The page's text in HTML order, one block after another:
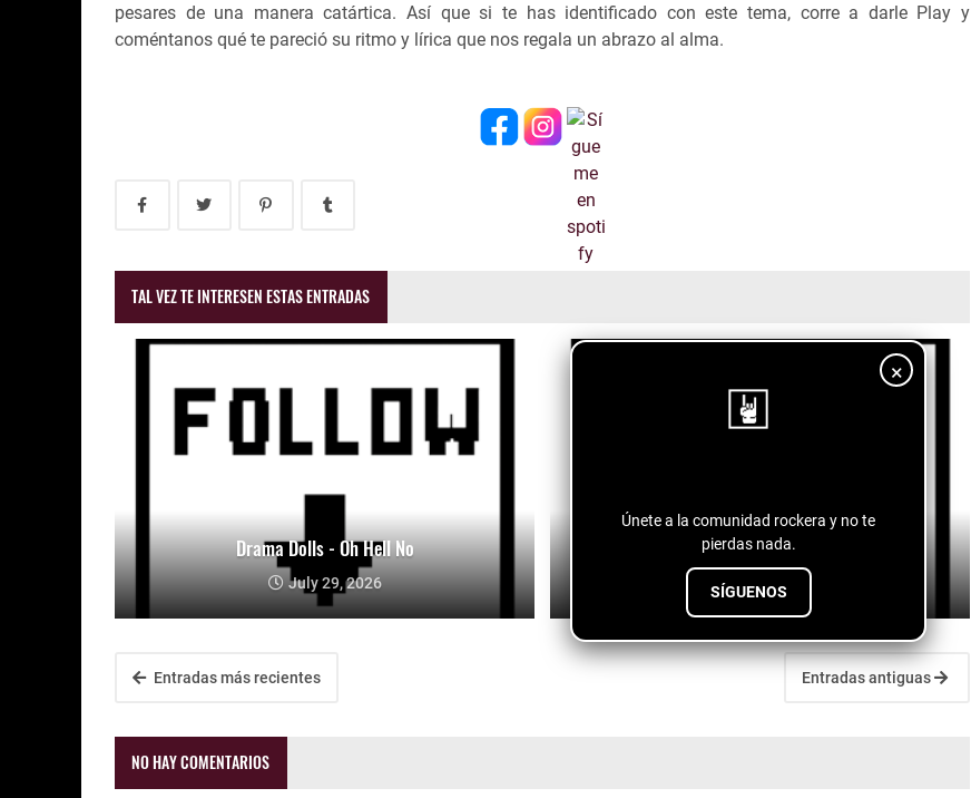
×
Únete a la comunidad rockera y no te
pierdas nada.
SÍGUENOS
pesares de una manera catártica. Así que si te has identificado con este tema, corre a darle Play y
coméntanos qué te pareció su ritmo y lírica que nos regala un abrazo al alma.
TAL VEZ TE INTERESEN ESTAS ENTRADAS
Drama Dolls - Oh Hell No
July 29, 2026
Fuentes de vida - conspiranoico
July 28, 2026
Entradas más recientes Entradas antiguas
NO HAY COMENTARIOS